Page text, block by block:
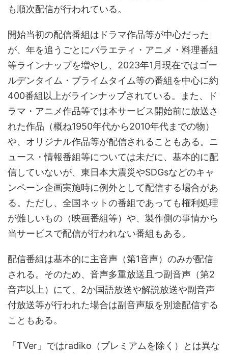
も順次配信が行われている。
開始当初の配信番組はドラマ作品等が中心だった
が、年を追うごとにバラエティ・アニメ・料理番組
等ラインナップを増やし、2023年1月現在ではゴー
ルデンタイム・プライムタイム等の番組を中心に約
400番組以上がラインナップされている。また、ド
ラマ・アニメ作品等では本サービス開始前に放送さ
れた作品（概ね1950年代から2010年代までの物）
や、オリジナル作品等が配信されることもある。ニ
ュース・情報番組等については未だに、基本的に配
信していないが、東日本大震災やSDGsなどのキャ
ンペーン企画実施時に例外として配信する場合があ
る。ただし、全国ネットの番組であっても権利処理
が難しいもの（映画番組等）や、製作側の事情から
当サービスで配信が行われない番組もある。
配信番組は基本的に主音声（第1音声）のみが配信
される。そのため、音声多重放送且つ副音声（第2
音声以上）にて、2か国語放送や解説放送や副音声
付放送等が行われた場合は副音声版を別途配信する
こともある。
「TVer」ではradiko（プレミアムを除く）とは異な